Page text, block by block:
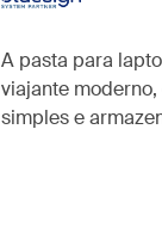
A pasta para
viajante
simples e